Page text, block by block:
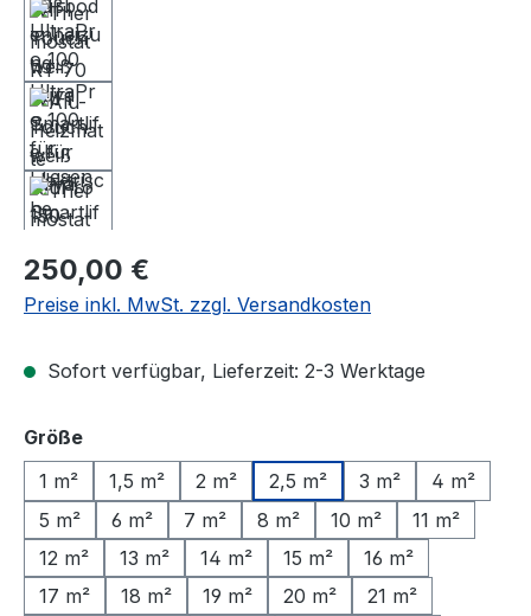
Regulärer Preis:
250,00 €
Preise inkl. MwSt. zzgl. Versandkosten
Sofort verfügbar, Lieferzeit: 2-3 Werktage
Größeauswählen
1 m²
1,5 m² 2 m² 2,5 m² 3 m²
4 m²
5 m²
6 m² 7 m² 8 m² 10 m²
11 m²
12 m²
13 m² 14 m² 15 m²
16 m²
17 m²
18 m² 19 m² 20 m²
21 m²